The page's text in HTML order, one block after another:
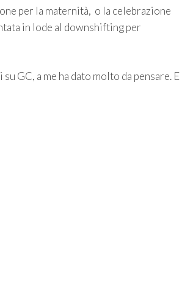
per la maternità, o la celebrazione
in lode al downshifting per
GC, a me ha dato molto da pensare. E